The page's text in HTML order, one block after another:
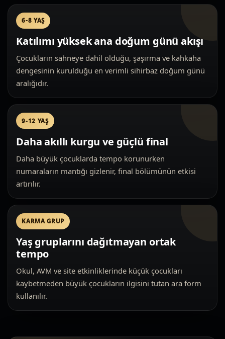
6-8 YAŞ
Katılımı yüksek ana doğum günü akışı
Çocukların sahneye dahil olduğu, şaşırma ve kahkaha
dengesinin kurulduğu en verimli sihirbaz doğum günü
aralığıdır.
9-12 YAŞ
Daha akıllı kurgu ve güçlü final
Daha büyük çocuklarda tempo korunurken
numaraların mantığı gizlenir, final bölümünün etkisi
artırılır.
KARMA GRUP
Yaş gruplarını dağıtmayan ortak
tempo
Okul, AVM ve site etkinliklerinde küçük çocukları
kaybetmeden büyük çocukların ilgisini tutan ara form
kullanılır.